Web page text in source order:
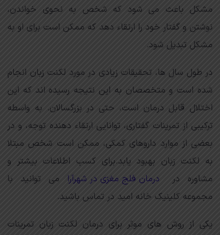
مشکل باعث می شود که شخص به نحوی خواندن،
نوشتن و گفتار خود را ارتقاء دهد که ممکن است برای او به
مشکل تبدیل شود.
در طول سال ها، تحقیقات زیادی در مورد لکنت زبان انجام
شده است و متخصصان به این نتیجه رسیده اند که این
اختلال قابل درمان است، حتی در بزرگسالان. به واسطه
ترکیبی از تمرینات گفتاری، توانایی ارتقاء دهنده توجه، و در
بعضی از موارد داروهای کمکی، ممکن است شخص مبتلا
به لکنت زبان بهبود یابد.برای کسب اطلاعات بیشتر و
مشاوره در درمان فلج مغزی در شهرآرا می توانید با
مجموعه کلینیک خانه امید در تماس باشید.
یکی از روش های موثر برای درمان لکنت زبان تمرینات